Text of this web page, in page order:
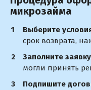
микрозайма
Выберите
срок возврата,
Заполните
могли принять
Подпишите